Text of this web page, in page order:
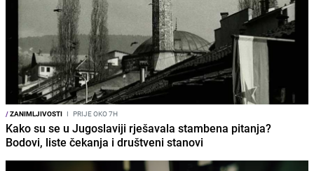
/ZANIMLJIVOSTI I PRIJE OKO 7H
Kako su se u Jugoslaviji rješavala stambena pitanja?
Bodovi, liste čekanja i društveni stanovi